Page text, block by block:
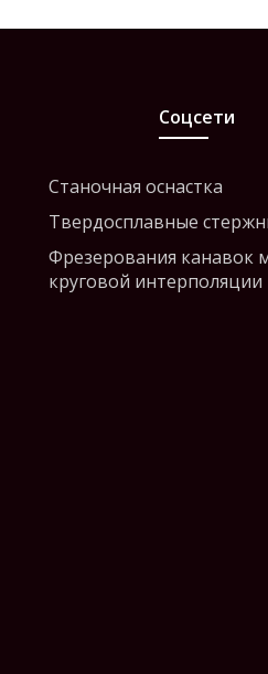
Станочная оснастка
Твердосплавные
Фрезерования канавок
круговой интерполяции
Соцсети